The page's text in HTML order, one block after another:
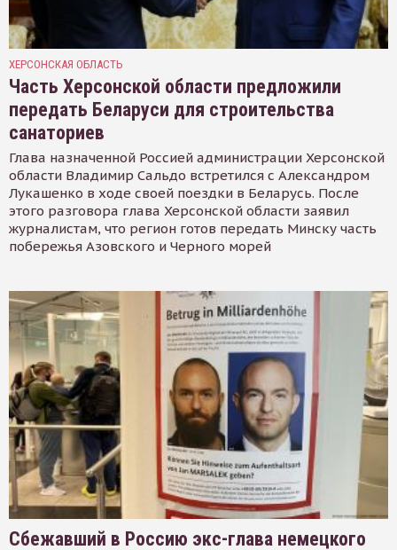
ХЕРСОНСКАЯ ОБЛАСТЬ
Часть Херсонской области предложили
передать Беларуси для строительства
санаториев
Глава назначенной Россией администрации Херсонской
области Владимир Сальдо встретился с Александром
Лукашенко в ходе своей поездки в Беларусь. После
этого разговора глава Херсонской области заявил
журналистам, что регион готов передать Минску часть
побережья Азовского и Черного морей
Сбежавший в Россию экс-глава немецкого